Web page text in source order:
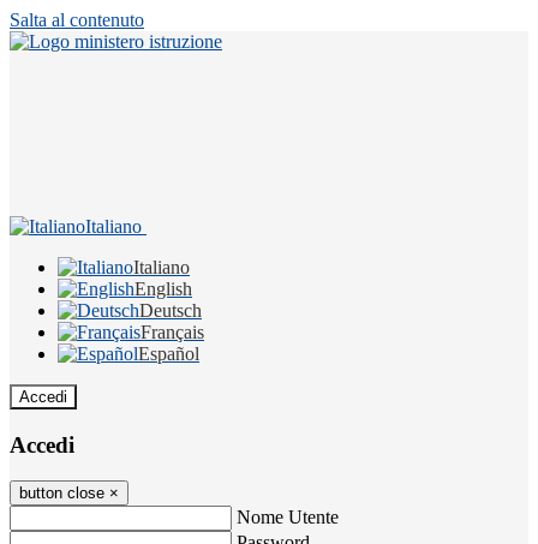
Salta al contenuto
Italiano
Italiano
English
Deutsch
Français
Español
Accedi
Accedi
button close ×
Nome Utente